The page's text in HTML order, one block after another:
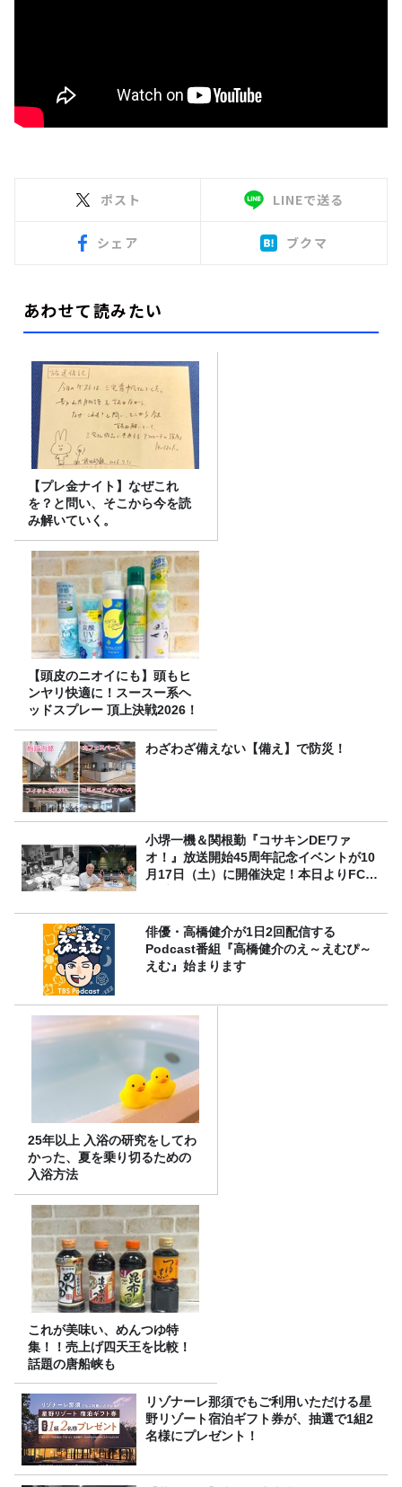
ポスト LINEで送る
シェア ブクマ
あわせて読みたい
【プレ金ナイト】なぜこれ
を？と問い、そこから今を読
み解いていく。
【頭皮のニオイにも】頭もヒ
ンヤリ快適に！スースー系ヘ
ッドスプレー 頂上決戦2026！
わざわざ備えない【備え】で防災！
小堺一機＆関根勤『コサキンDEワァ
オ！』放送開始45周年記念イベントが10
月17日（土）に開催決定！本日よりFC先
俳優・高橋健介が1日2回配信する
Podcast番組『高橋健介のえ～えむぴ～
えむ』始まります
25年以上 入浴の研究をしてわ
かった、夏を乗り切るための
入浴方法
これが美味い、めんつゆ特
集！！売上げ四天王を比較！
話題の唐船峡も
リゾナーレ那須でもご利用いただける星
野リゾート宿泊ギフト券が、抽選で1組2
名様にプレゼント！